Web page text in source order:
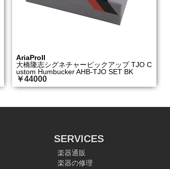
AriaProII
大橋隆志シグネチャーピックアップ TJO C
ustom Humbucker AHB-TJO SET BK
￥44000
SERVICES
楽器通販
楽器の修理